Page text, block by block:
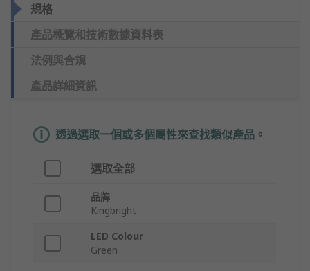
規格
產品概覽和技術數據資料表
法例與合規
產品詳細資訊
透過選取一個或多個屬性來查找類似產品。
選取全部
品牌
Kingbright
LED Colour
Green